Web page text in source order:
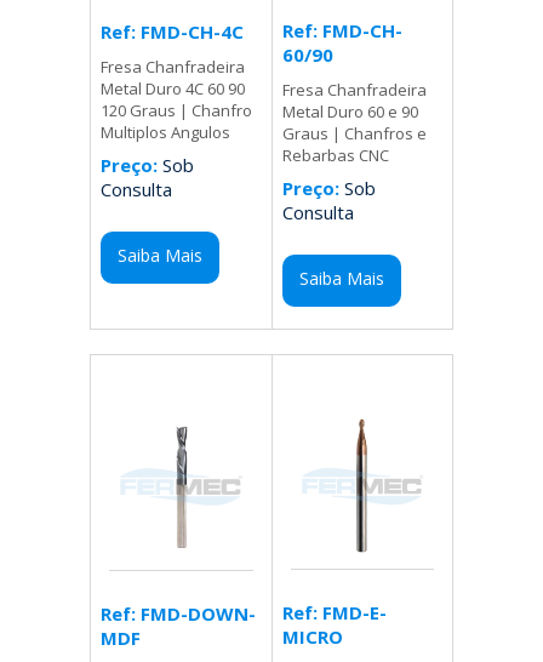
Ref: FMD-CH-4C
Fresa Chanfradeira
Metal Duro 4C 60 90
120 Graus | Chanfro
Multiplos Angulos
Preço: Sob
Consulta
Saiba Mais
Ref: FMD-CH-
60/90
Fresa Chanfradeira
Metal Duro 60 e 90
Graus | Chanfros e
Rebarbas CNC
Preço:Sob
Consulta
Saiba Mais
Ref: FMD-DOWN-
MDF
Ref: FMD-E-
MICRO